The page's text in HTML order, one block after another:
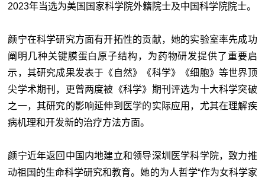
2023年当选为美国国家科学院外籍院士及中国科学院院士。
颜宁在科学研究方面有开拓性的贡献，她的实验室率先成功
阐明几种关键膜蛋白原子结构，为药物研发提供了重要启
示，其研究成果发表于《自然》《科学》《细胞》等世界顶
尖学术期刊，更曾两度被《科学》期刊评选为十大科学突破
之一，其研究的影响延伸到医学的实际应用，尤其在理解疾
病机理和开发新的治疗方法方面。
颜宁近年返回中国内地建立和领导深圳医学科学院，致力推
动祖国的生命科学研究和教育。她的为人哲学“作为女科学家